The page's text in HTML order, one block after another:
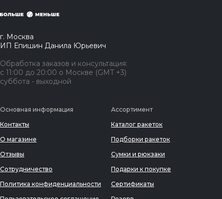
г. Москва
ИП Епишин Данила Юрьевич
Обработка заказов и консультация:
с 11:00 до 20:00 о Москве (GMT +3)
суббота - выходной
Основная информация
Контакты
О магазине
Отзывы
Сотрудничество
Политика конфиденциальности
Ассортимент
Каталог ракеток
Подборки ракеток
Сумки и рюкзаки
Подарки к покупке
Сертификаты